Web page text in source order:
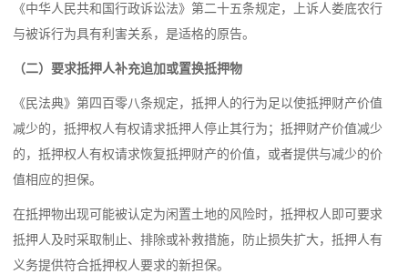
《中华人民共和国行政诉讼法》 第二十五条规定，上诉人娄底农行
与被诉行为具有利害关系，是适格的原告。
（二）要求抵押人补充追加或置换抵押物
《民法典》第四百零八条规定，抵押人的行为足以使抵押财产价值
减少的，抵押权人有权请求抵押人停止其行为；抵押财产价值减少
的，抵押权人有权请求恢复抵押财产的价值，或者提供与减少的价
值相应的担保。
在抵押物出现可能被认定为闲置土地的风险时，抵押权人即可要求
抵押人及时采取制止、排除或补救措施，防止损失扩大，抵押人有
义务提供符合抵押权人要求的新担保。